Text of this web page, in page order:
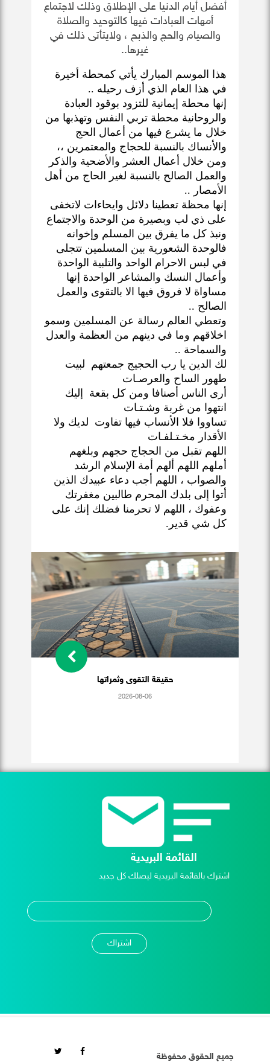
أفضل أيام الدنيا على الإطلاق وذلك لاجتماع
أمهات العبادات فيها كالتوحيد والصلاة
والصيام والحج والذبح ، ولايتأتى ذلك في
غيرها..
هذا الموسم المبارك يأتي كمحطة أخيرة
في هذا العام الذي أزف رحيله ..
إنها محطة إيمانية للتزود بوقود العبادة
والروحانية محطة تربي النفس وتهذبها من
خلال ما يشرع فيها من أعمال الحج
والأنساك بالنسبة للحجاج والمعتمرين ،،
ومن خلال أعمال العشر والأضحية والذكر
والعمل الصالح بالنسبة لغير الحاج من أهل
الأمصار ..
إنها محظة تعطينا دلائل وايحاءات لاتخفى
على ذي لب وبصيرة من الوحدة والاجتماع
ونبذ كل ما يفرق بين المسلم وإخوانه
فالوحدة الشعورية بين المسلمين تتجلى
في لبس الاحرام الواحد والتلبية الواحدة
وأعمال النسك والمشاعر الواحدة إنها
مساواة لا فروق فيها الا بالتقوى والعمل
الصالح ..
وتعطي العالم رسالة عن المسلمين وسمو
اخلاقهم وما في دينهم من العظمة والعدل
والسماحة ..
لك الدين يا رب الحجيج جمعتهم لبيت
طهور الساح والعرصـات
أرى الناس أصنافا ومن كل بقعة إليك
انتهوا من غربة وشـتـات
تساووا فلا الأنساب فيها تفاوت لديك ولا
الأقدار مخـتـلفـات
اللهم تقبل من الحجاج حجهم وبلغهم
أملهم اللهم ألهم أمة الإسلام الرشد
والصواب ، اللهم أجب دعاء عبيدك الذين
أتوا إلى بلدك المحرم طالبين مغفرتك
وعفوك ، اللهم لا تحرمنا فضلك إنك على
كل شي قدير.
حقيقة التقوى وثمراتها
2026-08-06
القائمة البريدية
اشترك بالقائمة البريدية ليصلك كل جديد
جميع الحقوق محفوظة